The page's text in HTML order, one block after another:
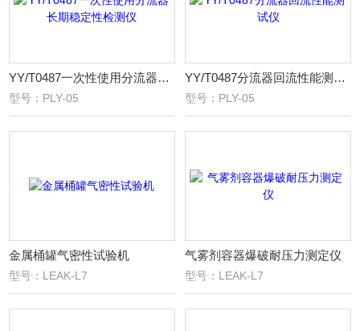
YY/T0487一次性使用分流器长期稳定性检测仪
型号：PLY-05
YY/T0487分流器回流性能测试仪
型号：PLY-05
金属桶罐气密性试验机
型号：LEAK-L7
气雾剂容器爆破耐压力测定仪
型号：LEAK-L7